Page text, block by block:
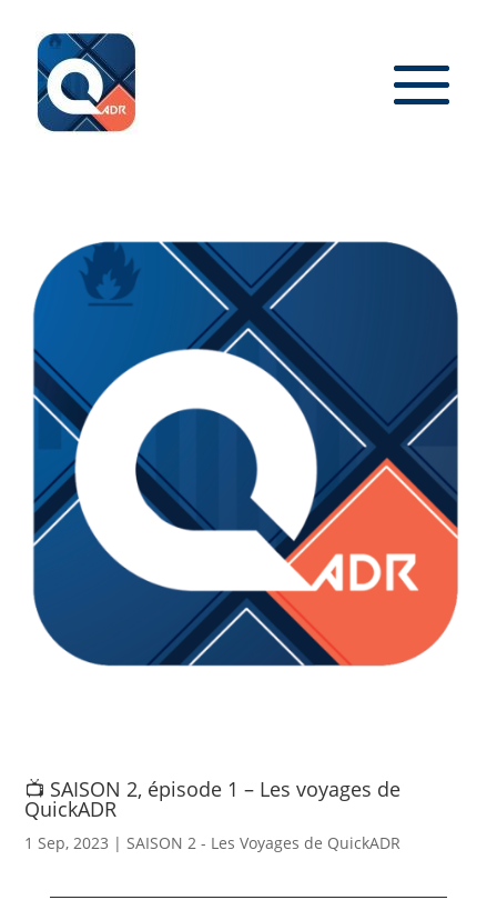
📺 SAISON 2, épisode 1 – Les voyages de
QuickADR
1 Sep, 2023 |SAISON 2 - Les Voyages de QuickADR